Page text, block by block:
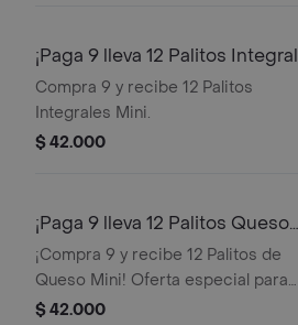
¡Paga 9 lleva 12 Palitos Integral
Mini!
Compra 9 y recibe 12 Palitos
Integrales Mini.
$ 42.000
¡Paga 9 lleva 12 Palitos Queso
Mini!
¡Compra 9 y recibe 12 Palitos de
Queso Mini! Oferta especial para
disfrutar.
$ 42.000